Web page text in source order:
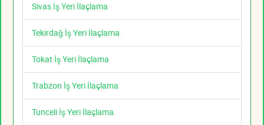
Sivas İş Yeri İlaçlama
Tekirdağ İş Yeri İlaçlama
Tokat İş Yeri İlaçlama
Trabzon İş Yeri İlaçlama
Tunceli İş Yeri İlaçlama